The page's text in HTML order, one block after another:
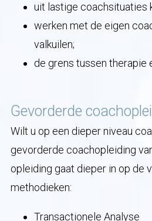
uit lastige coachsituaties
werken met de eigen
valkuilen;
de grens tussen therapie
Gevorderde
Wilt u op een dieper niveau
gevorderde coachopleiding
opleiding gaat dieper in op de
methodieken:
Transactionele Analyse